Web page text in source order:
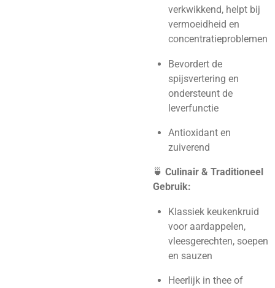
verkwikkend, helpt bij
vermoeidheid en
concentratieproblemen
Bevordert de
spijsvertering en
ondersteunt de
leverfunctie
Antioxidant en
zuiverend
🍵 Culinair & Traditioneel
Gebruik:
Klassiek keukenkruid
voor aardappelen,
vleesgerechten, soepen
en sauzen
Heerlijk in thee of